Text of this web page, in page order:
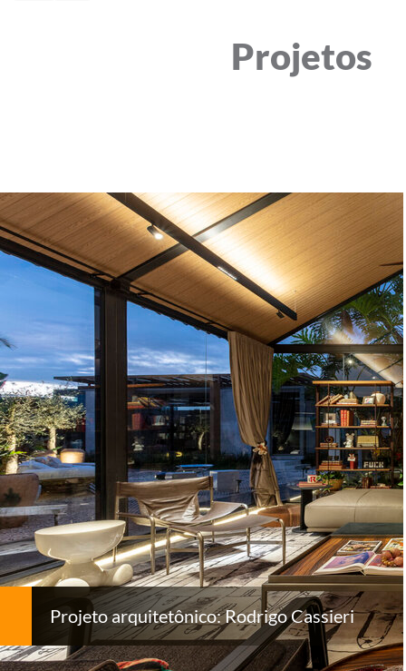
Projetos
Projeto arquitetônico: Rodrigo Cassieri